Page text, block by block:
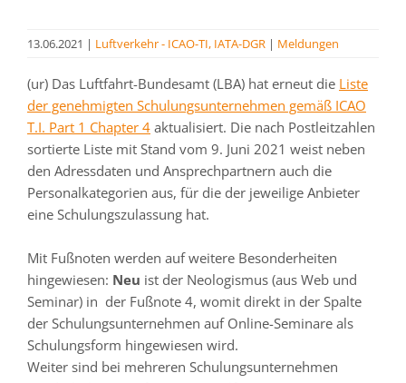
13.06.2021 | Luftverkehr - ICAO-TI, IATA-DGR | Meldungen
(ur) Das Luftfahrt-Bundesamt (LBA) hat erneut die Liste
der genehmigten Schulungsunternehmen gemäß ICAO
T.I. Part 1 Chapter 4 aktualisiert. Die nach Postleitzahlen
sortierte Liste mit Stand vom 9. Juni 2021 weist neben
den Adressdaten und Ansprechpartnern auch die
Personalkategorien aus, für die der jeweilige Anbieter
eine Schulungszulassung hat.
Mit Fußnoten werden auf weitere Besonderheiten
hingewiesen: Neu ist der Neologismus (aus Web und
Seminar) in der Fußnote 4, womit direkt in der Spalte
der Schulungsunternehmen auf Online-Seminare als
Schulungsform hingewiesen wird.
Weiter sind bei mehreren Schulungsunternehmen